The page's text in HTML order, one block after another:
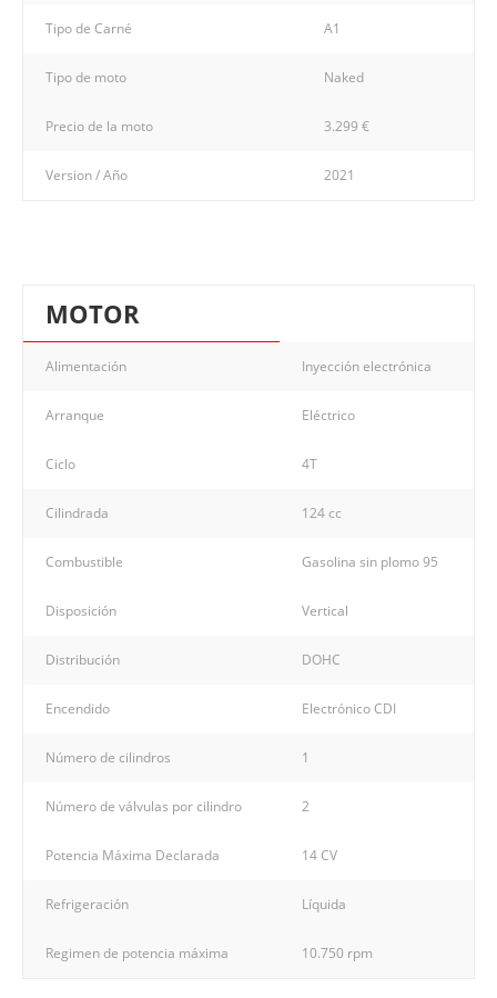
Tipo de Carné A1
Tipo de moto Naked
Precio de la moto 3.299 €
Version / Año 2021
MOTOR
Alimentación Inyección electrónica
Arranque Eléctrico
Ciclo 4T
Cilindrada 124 cc
Combustible Gasolina sin plomo 95
Disposición Vertical
Distribución DOHC
Encendido Electrónico CDI
Número de cilindros 1
Número de válvulas por cilindro 2
Potencia Máxima Declarada 14 CV
Refrigeración Líquida
Regimen de potencia máxima 10.750 rpm